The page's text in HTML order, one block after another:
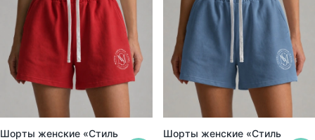
Шорты женские «Стиль
Шорты женские «Стиль